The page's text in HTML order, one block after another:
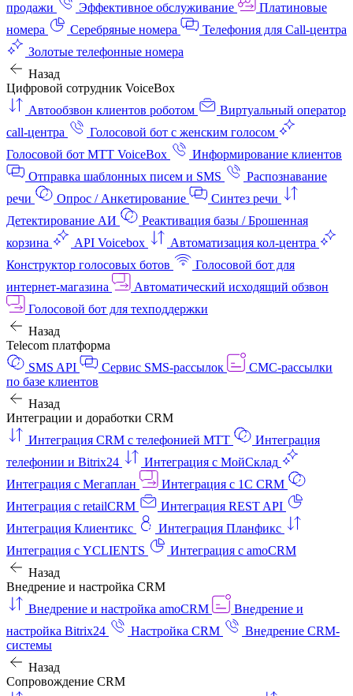
продажи
Эффективное обслуживание
Платиновые
номера
Серебряные номера
Телефония для Call-центра
Золотые телефонные номера
Назад
Цифровой сотрудник VoiceBox
Автообзвон клиентов роботом
Виртуальный оператор
call-центра
Голосовой бот с женским голосом
Голосовой бот МТТ VoiceBox
Информирование клиентов
Отправка шаблонных писем и SMS
Распознавание
речи
Опрос / Анкетирование
Синтез речи
Детектирование АИ
Реактивация базы / Брошенная
корзина
API Voicebox
Автоматизация кол‑центра
Конструктор голосовых ботов
Голосовой бот для
интернет‑магазина
Автоматический исходящий обзвон
Голосовой бот для техподдержки
Назад
Telecom платформа
SMS API
Сервис SMS-рассылок
СМС-рассылки
по базе клиентов
Назад
Интеграции и доработки CRM
Интеграция CRM с телефонией МТТ
Интеграция
телефонии и Bitrix24
Интеграция с МойСклад
Интеграция с Мегаплан
Интеграция с 1C CRM
Интеграция с retailCRM
Интеграция REST API
Интеграция Клиентикс
Интеграция Планфикс
Интеграция с YCLIENTS
Интеграция с amoCRM
Назад
Внедрение и настройка CRM
Внедрение и настройка amoCRM
Внедрение и
настройка Bitrix24
Настройка CRM
Внедрение CRM-
системы
Назад
Сопровождение CRM